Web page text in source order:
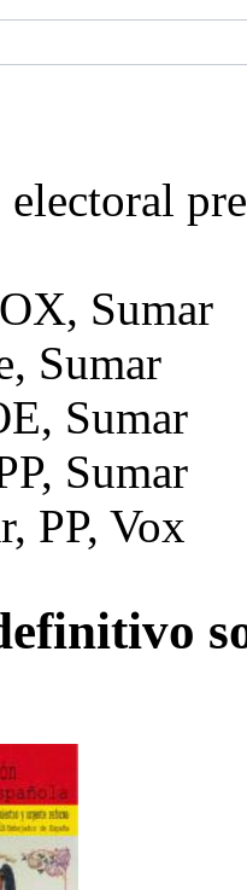
electoral
Sumar
Sumar
Sumar
Sumar
PP, Vox